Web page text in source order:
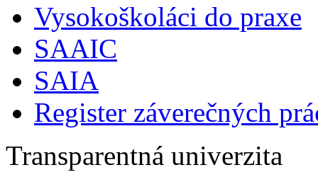
Vysokoškoláci do praxe
SAAIC
SAIA
Register záverečných
Transparentná univerzita